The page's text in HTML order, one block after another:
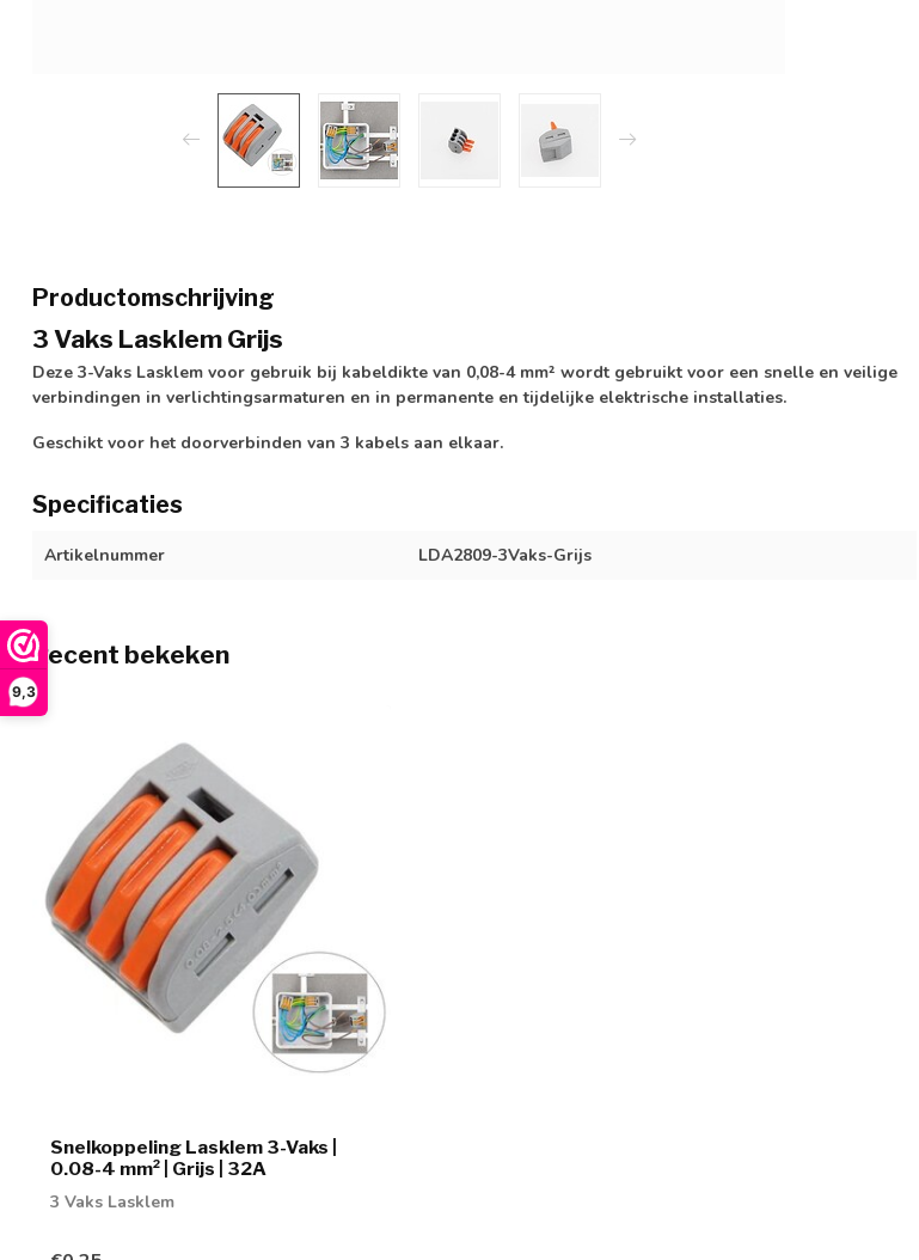
9,3
Productomschrijving
3 Vaks Lasklem Grijs
Deze 3-Vaks Lasklem voor gebruik bij kabeldikte van 0,08-4 mm² wordt gebruikt voor een snelle en veilige
verbindingen in verlichtingsarmaturen en in permanente en tijdelijke elektrische installaties.
Geschikt voor het doorverbinden van 3 kabels aan elkaar.
Specificaties
Artikelnummer LDA2809-3Vaks-Grijs
Recent bekeken
Snelkoppeling Lasklem 3-Vaks |
0.08-4 mm² | Grijs | 32A
3 Vaks Lasklem